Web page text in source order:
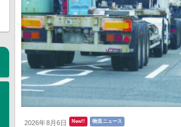
2026年8月6日 New!! 物流ニュース